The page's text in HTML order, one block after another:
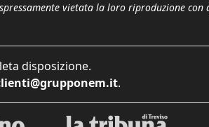
vietata la loro riproduzione con
disposizione.
.